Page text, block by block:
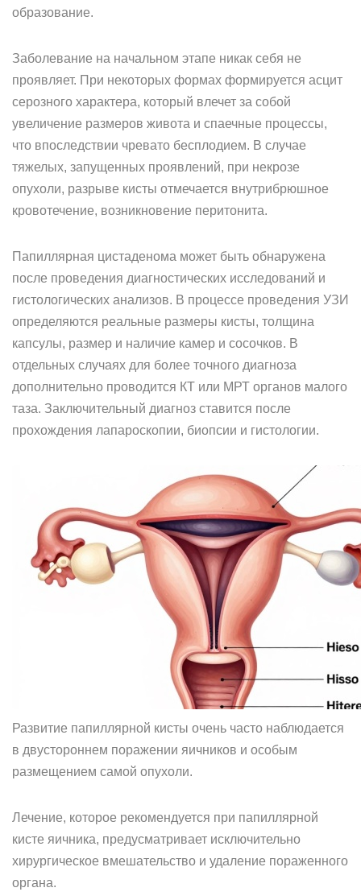
образование.
Заболевание на начальном этапе никак себя не
проявляет. При некоторых формах формируется асцит
серозного характера, который влечет за собой
увеличение размеров живота и спаечные процессы,
что впоследствии чревато бесплодием. В случае
тяжелых, запущенных проявлений, при некрозе
опухоли, разрыве кисты отмечается внутрибрюшное
кровотечение, возникновение перитонита.
Папиллярная цистаденома может быть обнаружена
после проведения диагностических исследований и
гистологических анализов. В процессе проведения УЗИ
определяются реальные размеры кисты, толщина
капсулы, размер и наличие камер и сосочков. В
отдельных случаях для более точного диагноза
дополнительно проводится КТ или МРТ органов малого
таза. Заключительный диагноз ставится после
прохождения лапароскопии, биопсии и гистологии.
Развитие папиллярной кисты очень часто наблюдается
в двустороннем поражении яичников и особым
размещением самой опухоли.
Лечение, которое рекомендуется при папиллярной
кисте яичника, предусматривает исключительно
хирургическое вмешательство и удаление пораженного
органа.